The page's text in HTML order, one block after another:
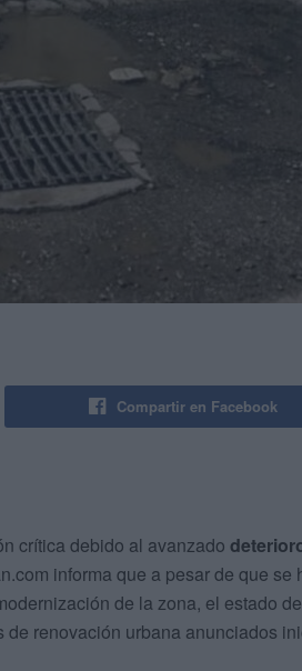
Compartir en Facebook
crítica debido al avanzado
informa que a pesar de que se
de la zona, el estado
renovación urbana anunciados